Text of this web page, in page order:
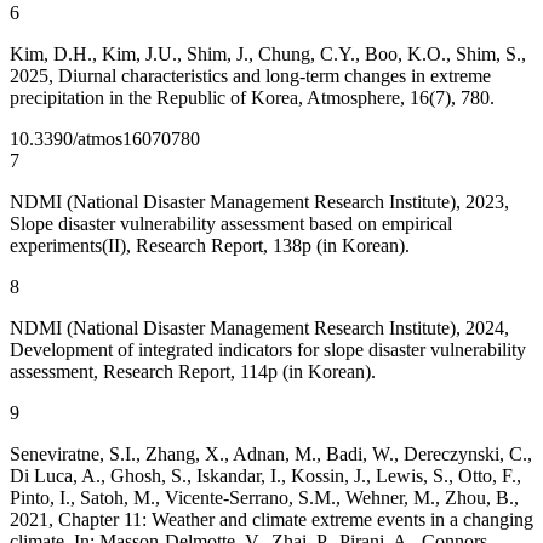
6
Kim, D.H., Kim, J.U., Shim, J., Chung, C.Y., Boo, K.O., Shim, S.,
2025, Diurnal characteristics and long-term changes in extreme
precipitation in the Republic of Korea, Atmosphere, 16(7), 780.
10.3390/atmos16070780
7
NDMI (National Disaster Management Research Institute), 2023,
Slope disaster vulnerability assessment based on empirical
experiments(II), Research Report, 138p (in Korean).
8
NDMI (National Disaster Management Research Institute), 2024,
Development of integrated indicators for slope disaster vulnerability
assessment, Research Report, 114p (in Korean).
9
Seneviratne, S.I., Zhang, X., Adnan, M., Badi, W., Dereczynski, C.,
Di Luca, A., Ghosh, S., Iskandar, I., Kossin, J., Lewis, S., Otto, F.,
Pinto, I., Satoh, M., Vicente-Serrano, S.M., Wehner, M., Zhou, B.,
2021, Chapter 11: Weather and climate extreme events in a changing